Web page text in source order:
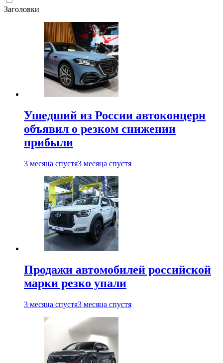
Заголовки
Ушедший из России автоконцерн
объявил о резком снижении
прибыли
3 месяца спустя3 месяца спустя
Продажи автомобилей российской
марки резко упали
3 месяца спустя3 месяца спустя